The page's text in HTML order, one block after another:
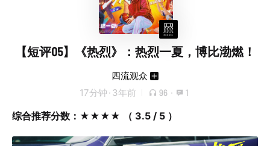
【短评05】《热烈》：热烈一夏，博比渤燃！
四流观众
17分钟 · 3年前 96 · 1
综合推荐分数：★★★★ （ 3.5 / 5 ）